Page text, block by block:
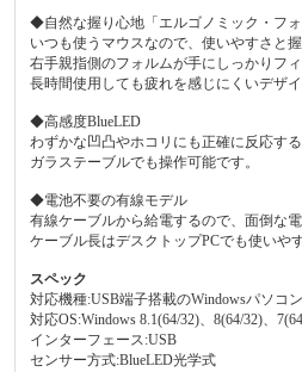
◆自然な握り心地「エルゴノミック・フォ
いつも使うマウスなので、使いやすさと握
右手親指側のフォルムが手にしっかりフィ
長時間使用しても疲れを感じにくいデザイ
◆高感度BlueLED
わずかな凹凸やホコリにも正確に反応す
ガラステーブルでも操作可能です。
◆電池不要の有線モデル
有線ケーブルから給電するので、面倒な電
ケーブル長はデスクトップPCでも使いや
スペック
対応機種:USB端子搭載のWindowsパソコ
対応OS:Windows 8.1(64/32)、8(64/32)、
インターフェース:USB
センサー方式:BlueLED光学式